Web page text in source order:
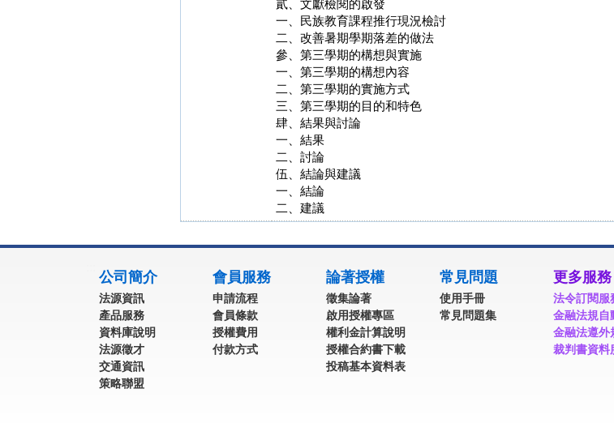
貳、文獻檢閱的啟發
一、民族教育課程推行現況檢討
二、改善暑期學期落差的做法
參、第三學期的構想與實施
一、第三學期的構想內容
二、第三學期的實施方式
三、第三學期的目的和特色
肆、結果與討論
一、結果
二、討論
伍、結論與建議
一、結論
二、建議
公司簡介
法源資訊
產品服務
資料庫說明
法源徵才
交通資訊
策略聯盟
會員服務
申請流程
會員條款
授權費用
付款方式
論著授權
徵集論著
啟用授權專區
權利金計算說明
授權合約書下載
投稿基本資料表
常見問題
使用手冊
常見問題集
更多服務
法令訂閱服
金融法規自
金融法遵外
裁判書資料